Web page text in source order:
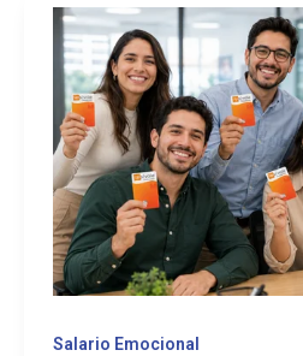
Salario Emocional